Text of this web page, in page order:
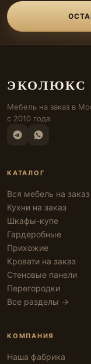
ЭКОЛЮКС
Мебель на заказ в
с 2010 года
КАТАЛОГ
Вся мебель на заказ
Кухни на заказ
Шкафы-купе
Гардеробные
Прихожие
Кровати на заказ
Стеновые панели
Перегородки
Все разделы →
КОМПАНИЯ
Наша фабрика